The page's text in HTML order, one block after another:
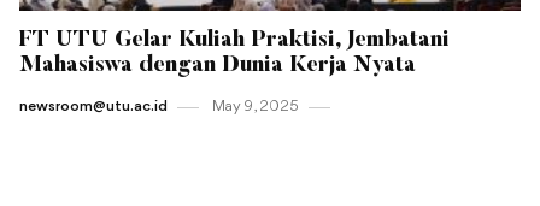
FT UTU Gelar Kuliah Praktisi, Jembatani
Mahasiswa dengan Dunia Kerja Nyata
newsroom@utu.ac.id May 9 , 2025